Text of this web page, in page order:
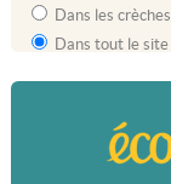
Dans les crèches
Dans tout le site